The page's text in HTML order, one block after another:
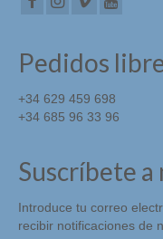
Pedidos
+34 629 459 698
+34 685 96 33 96
Suscríbete
Introduce tu correo
recibir notificaciones de